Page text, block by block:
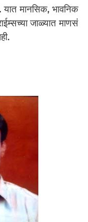
मानसिक, भावनिक
जाळ्यात माणसं